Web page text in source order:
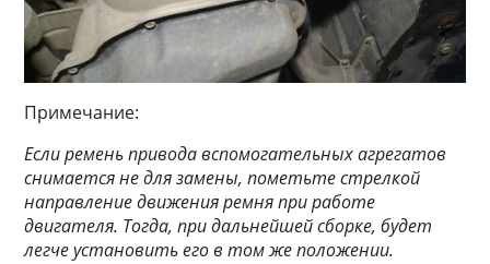
Примечание:
Если ремень привода вспомогательных агрегатов
снимается не для замены, пометьте стрелкой
направление движения ремня при работе
двигателя. Тогда, при дальнейшей сборке, будет
легче установить его в том же положении.